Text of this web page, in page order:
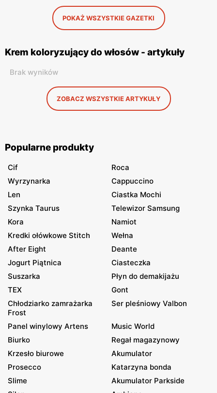
POKAŻ WSZYSTKIE GAZETKI
Krem koloryzujący do włosów - artykuły
Brak wyników
ZOBACZ WSZYSTKIE ARTYKUŁY
Popularne produkty
Cif
Roca
Wyrzynarka
Cappuccino
Len
Ciastka Mochi
Szynka Taurus
Telewizor Samsung
Kora
Namiot
Kredki ołówkowe Stitch
Wełna
After Eight
Deante
Jogurt Piątnica
Ciasteczka
Suszarka
Płyn do demakijażu
TEX
Gont
Chłodziarko zamrażarka
Frost
Ser pleśniowy Valbon
Panel winylowy Artens
Music World
Biurko
Regał magazynowy
Krzesło biurowe
Akumulator
Prosecco
Katarzyna bonda
Slime
Akumulator Parkside